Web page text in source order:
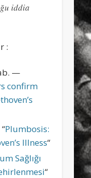
iddia
:
—
confirm
Plumbosis:
Illness“
Sağlığı
“